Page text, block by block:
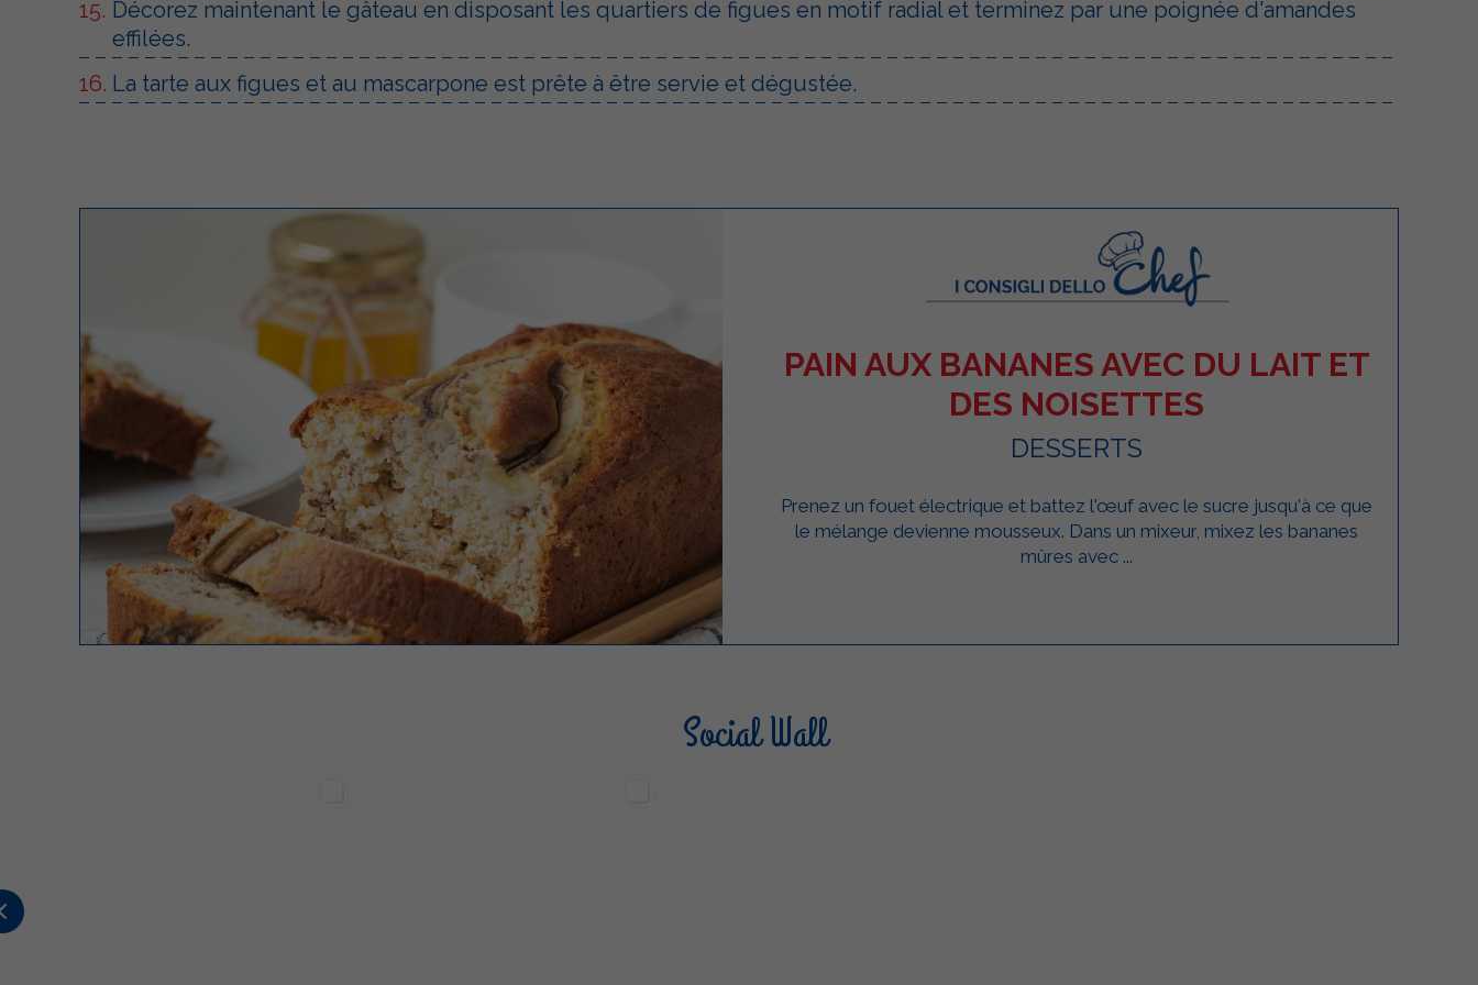
Décorez maintenant le gâteau en disposant les quartiers de figues en motif radial et terminez par une poignée d'amandes
effilées.
La tarte aux figues et au mascarpone est prête à être servie et dégustée.
PAIN AUX BANANES AVEC DU LAIT ET
DES NOISETTES
DESSERTS
Prenez un fouet électrique et battez l'œuf avec le sucre jusqu'à ce que
le mélange devienne mousseux. Dans un mixeur, mixez les bananes
mûres avec ...
Social Wall